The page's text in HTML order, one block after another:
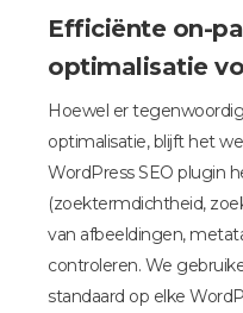
Efficiënte on-
optimalisatie
Hoewel er
optimalisatie, blijft het
WordPress SEO plugin
(zoektermdichtheid,
van afbeeldingen,
controleren. We
standaard op elke